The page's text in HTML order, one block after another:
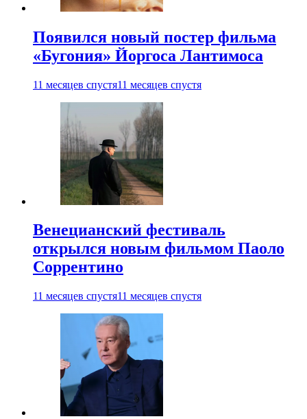
Появился новый постер фильма
«Бугония» Йоргоса Лантимоса
11 месяцев спустя11 месяцев спустя
Венецианский фестиваль
открылся новым фильмом Паоло
Соррентино
11 месяцев спустя11 месяцев спустя